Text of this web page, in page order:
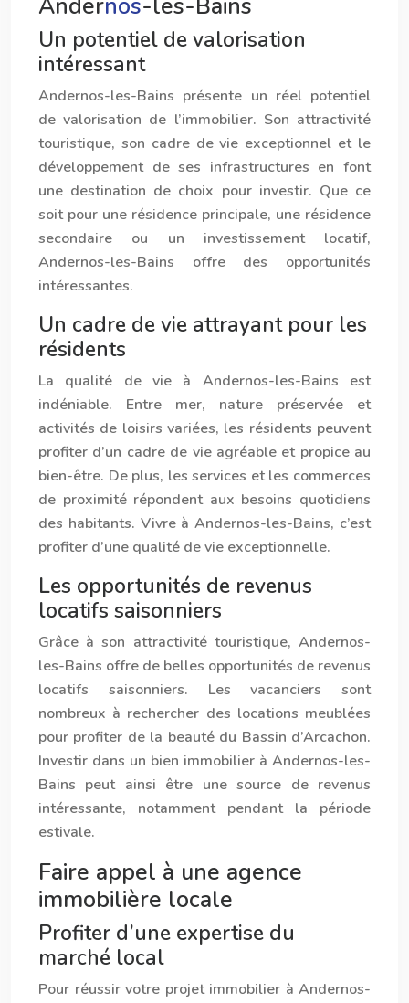
Andernos-les-Bains
Un potentiel de valorisation
intéressant
Andernos-les-Bains présente un réel potentiel
de valorisation de l’immobilier. Son attractivité
touristique, son cadre de vie exceptionnel et le
développement de ses infrastructures en font
une destination de choix pour investir. Que ce
soit pour une résidence principale, une résidence
secondaire ou un investissement locatif,
Andernos-les-Bains offre des opportunités
intéressantes.
Un cadre de vie attrayant pour les
résidents
La qualité de vie à Andernos-les-Bains est
indéniable. Entre mer, nature préservée et
activités de loisirs variées, les résidents peuvent
profiter d’un cadre de vie agréable et propice au
bien-être. De plus, les services et les commerces
de proximité répondent aux besoins quotidiens
des habitants. Vivre à Andernos-les-Bains, c’est
profiter d’une qualité de vie exceptionnelle.
Les opportunités de revenus
locatifs saisonniers
Grâce à son attractivité touristique, Andernos-
les-Bains offre de belles opportunités de revenus
locatifs saisonniers. Les vacanciers sont
nombreux à rechercher des locations meublées
pour profiter de la beauté du Bassin d’Arcachon.
Investir dans un bien immobilier à Andernos-les-
Bains peut ainsi être une source de revenus
intéressante, notamment pendant la période
estivale.
Faire appel à une agence
immobilière locale
Profiter d’une expertise du
marché local
Pour réussir votre projet immobilier à Andernos-